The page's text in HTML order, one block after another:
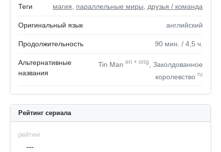
Теги магия параллельные миры друзья / команда
Оригинальный язык английский
Продолжительность 90 мин. / 4,5 ч.
Альтернативные
названия
Tin Man en + orig
, Заколдованное
королевство ru
Рейтинг сериала
рейтинг
---